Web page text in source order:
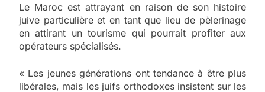
Le Maroc est attrayant en raison de son histoire
juive particulière et en tant que lieu de pèlerinage
en attirant un tourisme qui pourrait profiter aux
opérateurs spécialisés.
« Les jeunes générations ont tendance à être plus
libérales, mais les juifs orthodoxes insistent sur les